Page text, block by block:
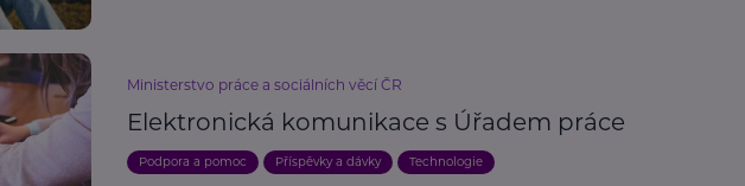
Ministerstvo práce a sociálních věcí ČR
Elektronická komunikace s Úřadem práce
Podpora a pomoc Příspěvky a dávky Technologie